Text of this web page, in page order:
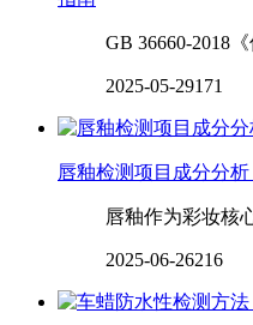
GB 36660-2018
2025-05-29171
唇釉检测项目成分分
唇釉作为彩妆核
2025-06-26216